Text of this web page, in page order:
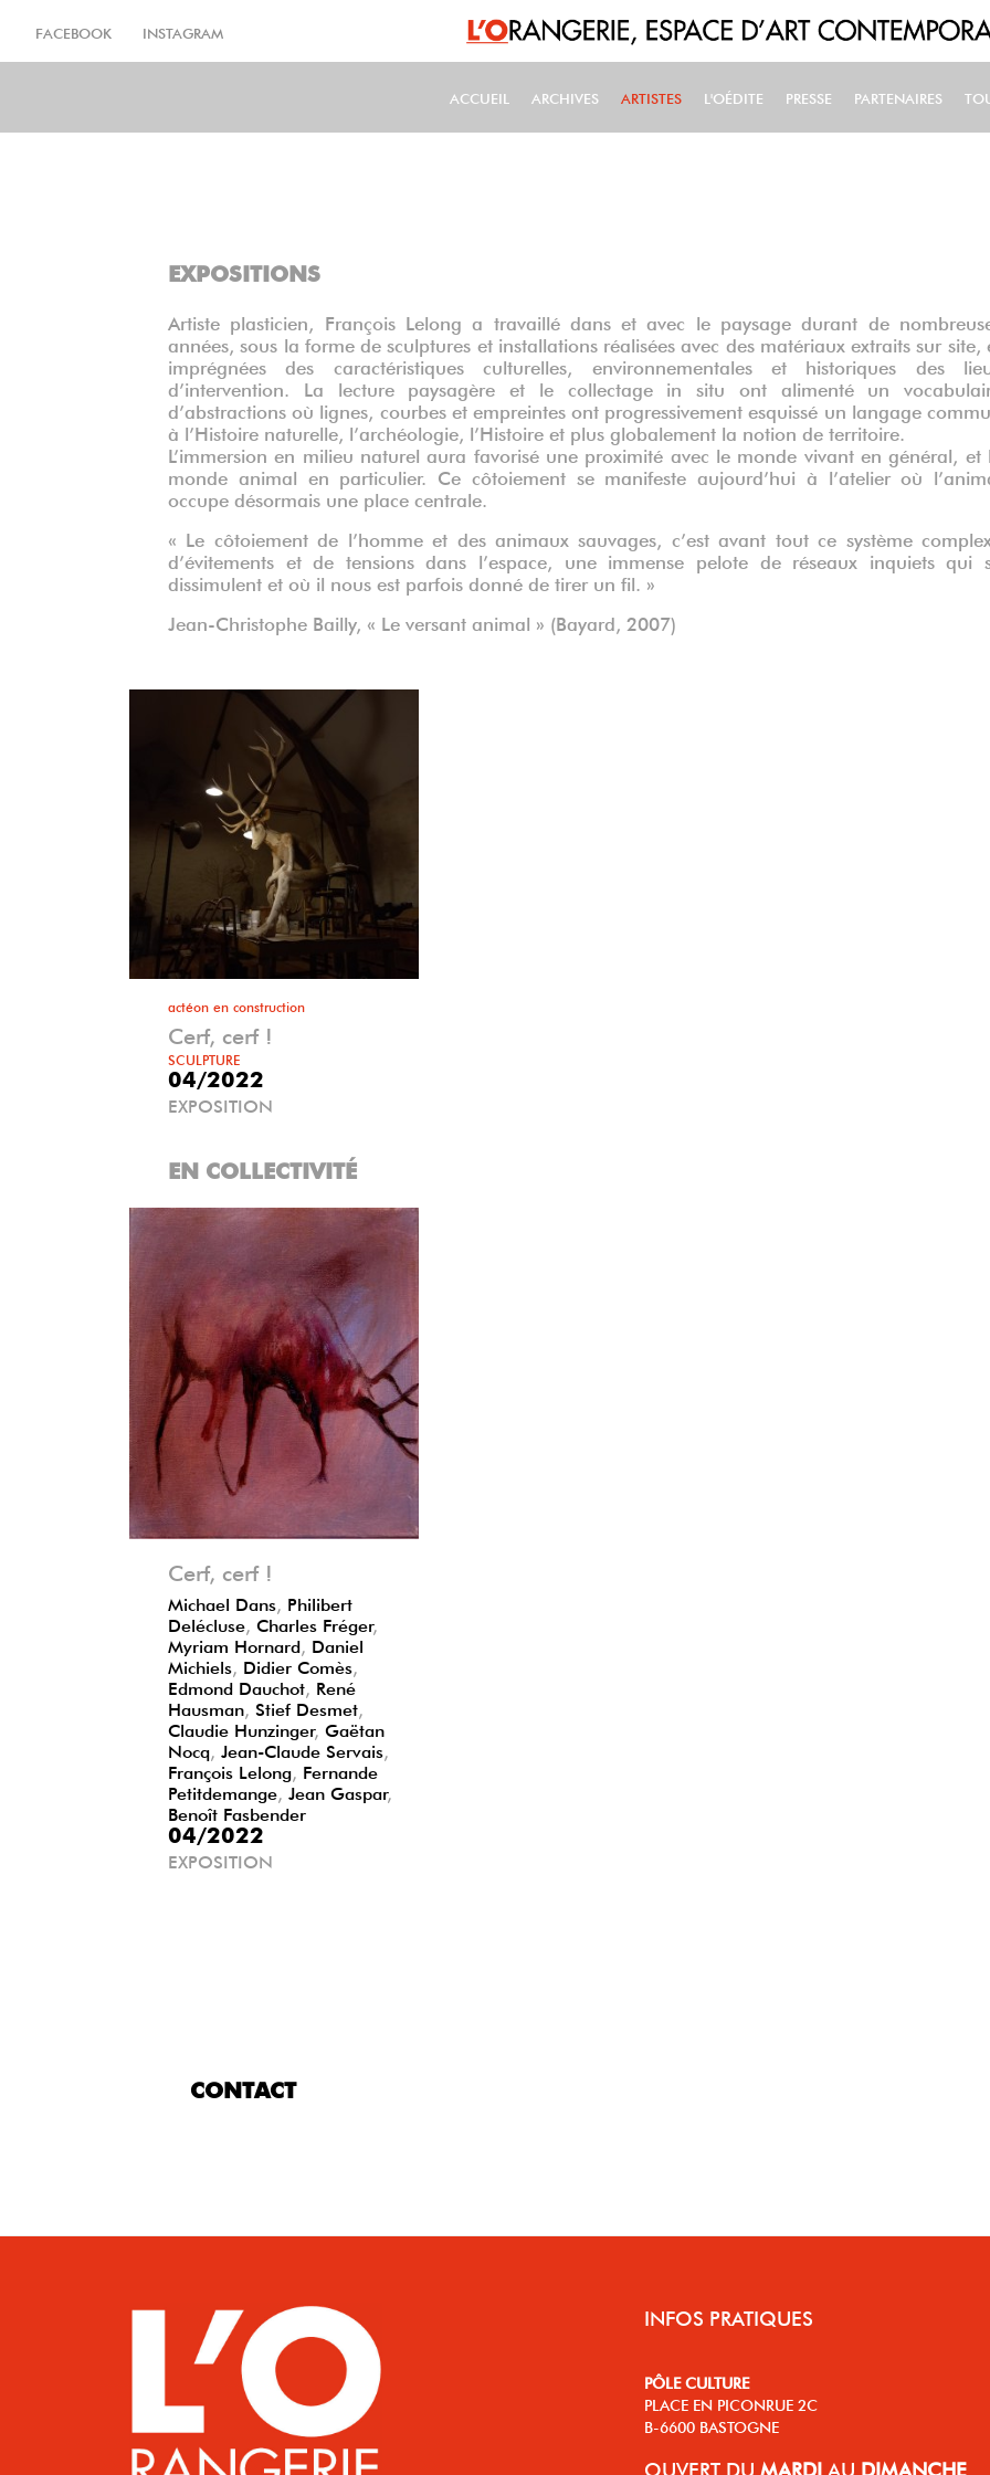
FACEBOOK INSTAGRAM
MAIN NAVIGATION
ACCUEIL ARCHIVES ARTISTES L'OÉDITE PRESSE PARTENAIRES
EXPOSITIONS
Artiste plasticien, François Lelong a travaillé dans et avec le paysage durant de
années, sous la forme de sculptures et installations réalisées avec des matériaux extraits sur site,
imprégnées des caractéristiques culturelles, environnementales et historiques des
d’intervention. La lecture paysagère et le collectage in situ ont alimenté un
d’abstractions où lignes, courbes et empreintes ont progressivement esquissé un langage
à l’Histoire naturelle, l’archéologie, l’Histoire et plus globalement la notion de territoire.
L’immersion en milieu naturel aura favorisé une proximité avec le monde vivant en général, et
monde animal en particulier. Ce côtoiement se manifeste aujourd’hui à l’atelier où
occupe désormais une place centrale.
« Le côtoiement de l’homme et des animaux sauvages, c’est avant tout ce système
d’évitements et de tensions dans l’espace, une immense pelote de réseaux inquiets qui
dissimulent et où il nous est parfois donné de tirer un fil. »
Jean-Christophe Bailly, « Le versant animal » (Bayard, 2007)
actéon en construction
Cerf, cerf !
SCULPTURE
04/2022
EXPOSITION
EN COLLECTIVITÉ
Cerf, cerf !
Michael Dans Philibert
Delécluse Charles Fréger,
Myriam Hornard Daniel
Michiels Didier Comès
Edmond Dauchot René
Hausman Stief Desmet
Claudie Hunzinger, Gaëtan
Nocq Jean-Claude Servais
François Lelong Fernande
Petitdemange Jean Gaspar,
Benoît Fasbender
04/2022
EXPOSITION
CONTACT
INFOS PRATIQUES
PÔLE CULTURE
PLACE EN PICONRUE 2C
B-6600 BASTOGNE
OUVERT DU MARDI AU DIMANCHE